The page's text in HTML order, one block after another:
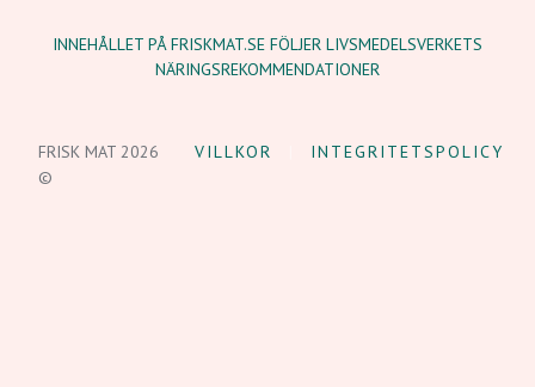
INNEHÅLLET PÅ FRISKMAT.SE FÖLJER LIVSMEDELSVERKETS
NÄRINGSREKOMMENDATIONER
FRISK MAT 2026
©
VILLKOR INTEGRITETSPOLICY